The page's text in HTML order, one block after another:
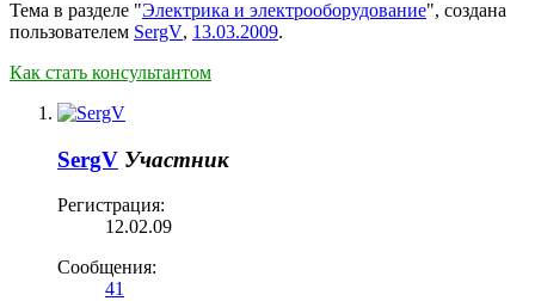
Тема в разделе "Электрика и электрооборудование", создана
пользователем SergV, 13.03.2009.
Как стать консультантом
SergV Участник
Регистрация:
12.02.09
Сообщения:
41